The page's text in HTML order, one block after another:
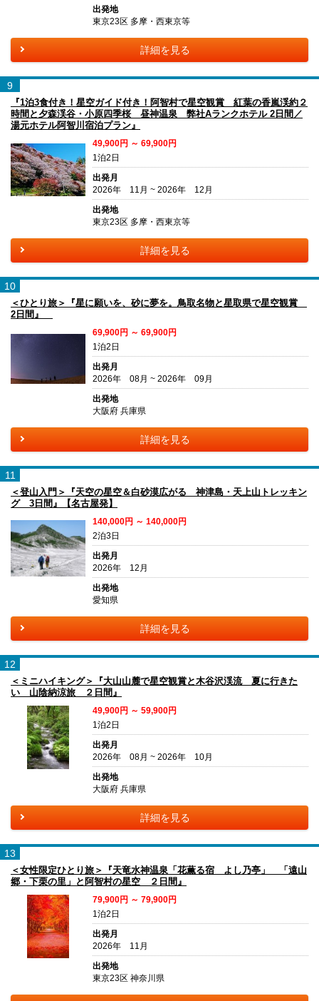
出発地
東京23区 多摩・西東京等
詳細を見る
9
『1泊3食付き！星空ガイド付き！阿智村で星空観賞 紅葉の香嵐渓約２
時間と夕森渓谷・小原四季桜 昼神温泉 弊社Aランクホテル 2日間／
湯元ホテル阿智川宿泊プラン』
49,900円 ～ 69,900円
1泊2日
出発月
2026年 11月 ~ 2026年 12月
出発地
東京23区 多摩・西東京等
詳細を見る
10
＜ひとり旅＞『星に願いを、砂に夢を。鳥取名物と星取県で星空観賞
2日間』
69,900円 ～ 69,900円
1泊2日
出発月
2026年 08月 ~ 2026年 09月
出発地
大阪府 兵庫県
詳細を見る
11
＜登山入門＞『天空の星空＆白砂漠広がる 神津島・天上山トレッキン
グ 3日間』【名古屋発】
140,000円 ～ 140,000円
2泊3日
出発月
2026年 12月
出発地
愛知県
詳細を見る
12
＜ミニハイキング＞『大山山麓で星空観賞と木谷沢渓流 夏に行きた
い 山陰納涼旅 ２日間』
49,900円 ～ 59,900円
1泊2日
出発月
2026年 08月 ~ 2026年 10月
出発地
大阪府 兵庫県
詳細を見る
13
＜女性限定ひとり旅＞『天竜水神温泉「花薫る宿 よし乃亭」 「遠山
郷・下栗の里」と阿智村の星空 ２日間』
79,900円 ～ 79,900円
1泊2日
出発月
2026年 11月
出発地
東京23区 神奈川県